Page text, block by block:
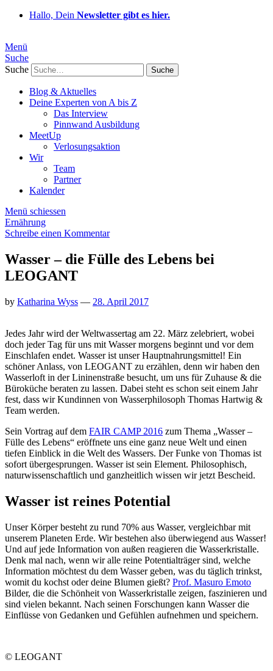
Hallo, Dein Newsletter gibt es hier.
Menü
Suche
Suche
Blog & Aktuelles
Deine Experten von A bis Z
Das Interview
Pinnwand Ausbildung
MeetUp
Verlosungsaktion
Wir
Team
Partner
Kalender
Menü schiessen
Ernährung
Schreibe einen Kommentar
Wasser – die Fülle des Lebens bei
LEOGANT
by Katharina Wyss — 28. April 2017
Jedes Jahr wird der Weltwassertag am 22. März zelebriert, wobei
doch jeder Tag für uns mit Wasser morgens beginnt und vor dem
Einschlafen endet. Wasser ist unser Hauptnahrungsmittel! Ein
schöner Anlass, von LEOGANT zu erzählen, denn wir haben den
Wasserloft in der Lininenstraße besucht, um uns für Zuhause & die
Büroküche beraten zu lassen. Dabei steht es schon seit einem Jahr
fest, dass wir Kundinnen von Wasserphilosoph Thomas Hartwig &
Team werden.
Sein Vortrag auf dem FAIR CAMP 2016 zum Thema „Wasser –
Fülle des Lebens“ eröffnete uns eine ganz neue Welt und einen
tiefen Einblick in die Welt des Wassers. Der Funke von Thomas ist
sofort übergesprungen. Wasser ist sein Element. Philosophisch,
naturwissenschaftlich und ganzheitlich wissen wir jetzt Bescheid.
Wasser ist reines Potential
Unser Körper besteht zu rund 70% aus Wasser, vergleichbar mit
unserem Planeten Erde. Wir bestehen also überwiegend aus Wasser!
Und auf jede Information von außen reagieren die Wasserkristalle.
Denk mal nach, wenn wir alle reine Potentialträger sind, welche
Information möchtest du dem Wasser geben, was du täglich trinkst,
womit du kochst oder deine Blumen gießt? Prof. Masuro Emoto
Bilder, die die Schönheit von Wasserkristalle zeigen, faszinieren und
sind vielen bekannt. Nach seinen Forschungen kann Wasser die
Einflüsse von Gedanken und Gefühlen aufnehmen und speichern.
© LEOGANT